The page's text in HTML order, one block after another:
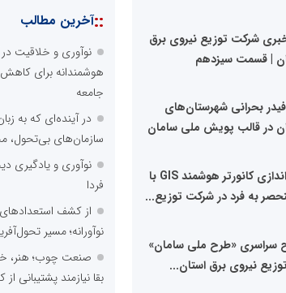
شرکت توزیع نیروی برق
| قسمت سیزدهم
۲۹ فیدر بحرانی شهرستان‌های
در قالب پویش ملی سامان
تهیه و راه‌اندازی کانورتر هوشمند GIS با
به فرد در شرکت توزیع...
سراسری «طرح ملی سامان»
نیروی برق استان...
::آخرین مطالب
نوآوری و خلاقیت
هوشمندانه برای
جامعه
در آینده‌ای که به
سازمان‌های بی‌تحول،
نوآوری و یادگیری
فردا
از کشف
نوآورانه؛ مسیر
صنعت چوب؛ هنر،
بقا نیازمند پشتیبانی